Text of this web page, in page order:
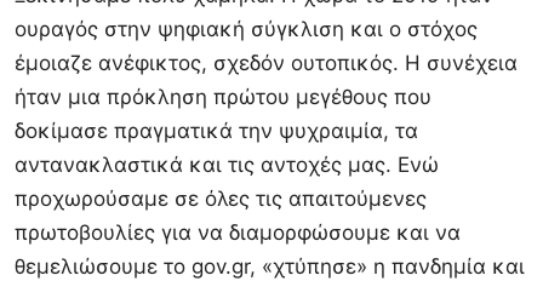
ουραγός στην ψηφιακή σύγκλιση και ο στόχος
έμοιαζε ανέφικτος, σχεδόν ουτοπικός. Η συνέχεια
ήταν μια πρόκληση πρώτου μεγέθους που
δοκίμασε πραγματικά την ψυχραιμία, τα
αντανακλαστικά και τις αντοχές μας. Ενώ
προχωρούσαμε σε όλες τις απαιτούμενες
πρωτοβουλίες για να διαμορφώσουμε και να
θεμελιώσουμε το gov.gr, «χτύπησε» η πανδημία και